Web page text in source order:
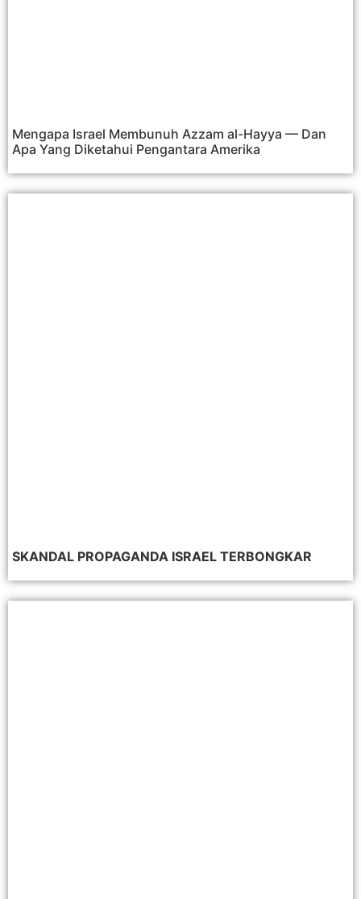
Mengapa Israel Membunuh Azzam al-Hayya — Dan
Apa Yang Diketahui Pengantara Amerika
SKANDAL PROPAGANDA ISRAEL TERBONGKAR